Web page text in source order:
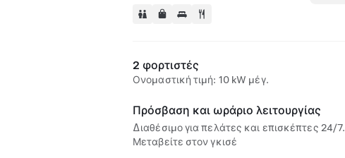
2 φορτιστές
Ονομαστική τιμή: 10 kW μέγ.
Πρόσβαση και ωράριο λειτουργίας
Διαθέσιμο για πελάτες και επισκέπτες 24/7.
Μεταβείτε στον γκισέ